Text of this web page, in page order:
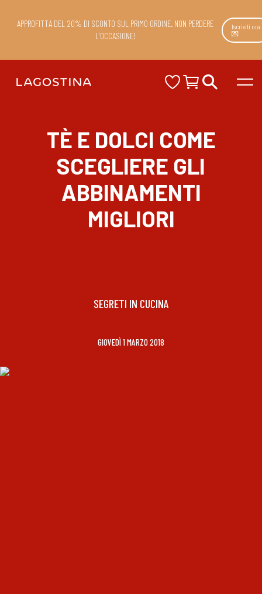
APPROFITTA DEL 20% DI SCONTO SUL PRIMO ORDINE. NON PERDERE
L’OCCASIONE!
Iscriviti ora
💌
TÈ E DOLCI COME
SCEGLIERE GLI
ABBINAMENTI
MIGLIORI
SEGRETI IN CUCINA
GIOVEDÌ 1 MARZO 2018